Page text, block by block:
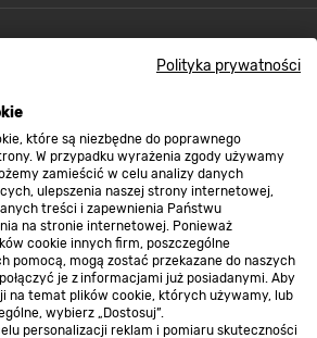
Polityka prywatności
które są niezbędne do poprawnego
W przypadku wyrażenia zgody używamy
zamieścić w celu analizy danych
ulepszenia naszej strony internetowej,
treści i zapewnienia Państwu
na stronie internetowej. Ponieważ
cookie innych firm, poszczególne
pomocą, mogą zostać przekazane do naszych
je z informacjami już posiadanymi. Aby
na temat plików cookie, których używamy, lub
wybierz „Dostosuj”.
personalizacji reklam i pomiaru skuteczności